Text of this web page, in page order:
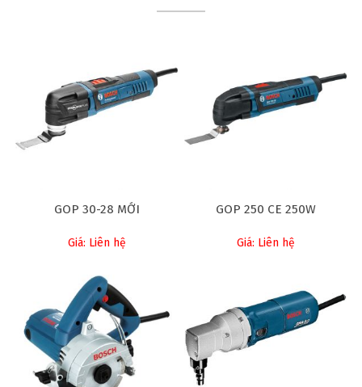
GOP 30-28 MỚI
Giá: Liên hệ
GOP 250 CE 250W
Giá: Liên hệ